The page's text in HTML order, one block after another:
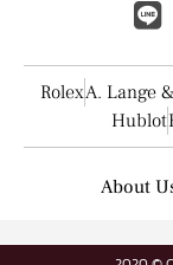
RolexA. Lange
Hublot
About